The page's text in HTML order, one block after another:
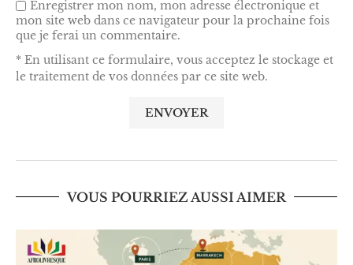
Enregistrer mon nom, mon adresse électronique et
mon site web dans ce navigateur pour la prochaine fois
que je ferai un commentaire.
* En utilisant ce formulaire, vous acceptez le stockage et
le traitement de vos données par ce site web.
VOUS POURRIEZ AUSSI AIMER